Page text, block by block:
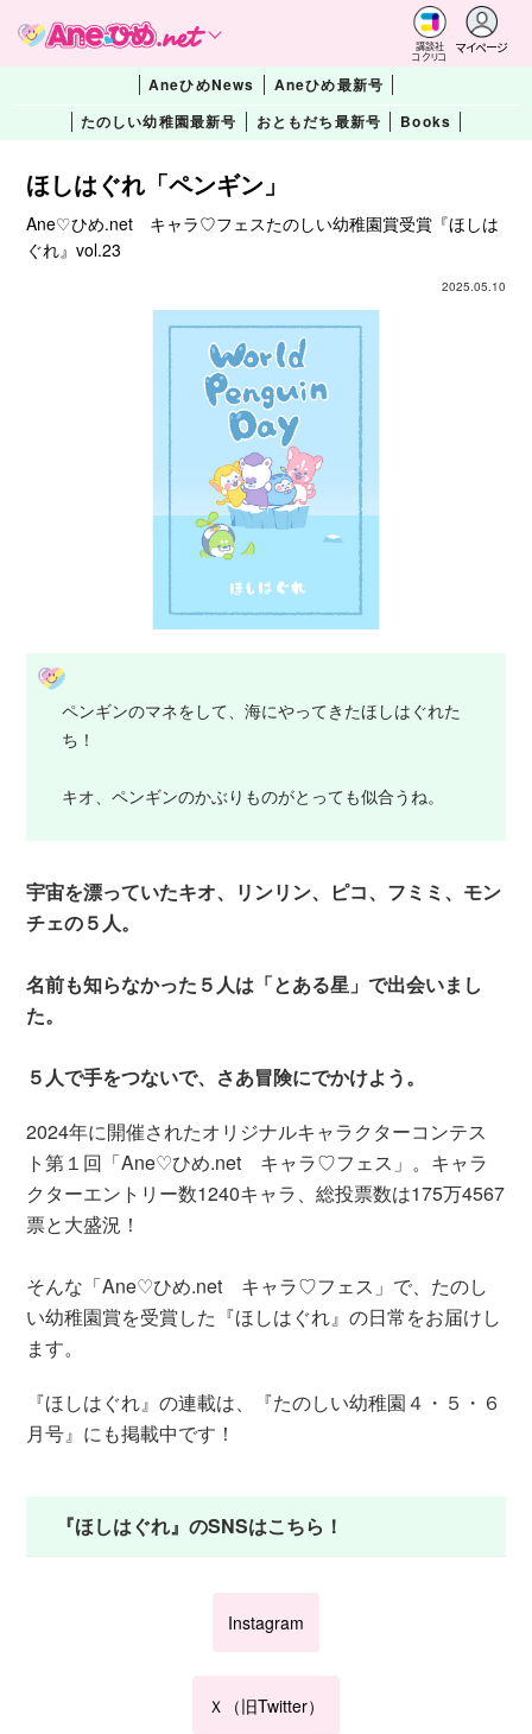
講談社
コクリコ
マイページ
AneひめNews
Aneひめ最新号
たのしい幼稚園最新号
おともだち最新号 Books
ほしはぐれ「ペンギン」
Ane♡ひめ.net キャラ♡フェスたのしい幼稚園賞受賞『ほしは
ぐれ』vol.23
2025.05.10
ペンギンのマネをして、海にやってきたほしはぐれた
ち！
キオ、ペンギンのかぶりものがとっても似合うね。
宇宙を漂っていたキオ、リンリン、ピコ、フミミ、モン
チェの５人。
名前も知らなかった５人は「とある星」で出会いまし
た。
５人で手をつないで、さあ冒険にでかけよう。
2024年に開催されたオリジナルキャラクターコンテス
ト第１回「Ane♡ひめ.net キャラ♡フェス」。キャラ
クターエントリー数1240キャラ、総投票数は175万4567
票と大盛況！
そんな「Ane♡ひめ.net キャラ♡フェス」で、たのし
い幼稚園賞を受賞した『ほしはぐれ』の日常をお届けし
ます。
『ほしはぐれ』の連載は、『たのしい幼稚園４・５・６
月号』にも掲載中です！
『ほしはぐれ』のSNSはこちら！
Instagram
Ｘ（旧Twitter）